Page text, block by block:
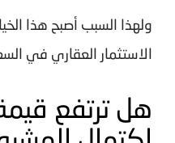
ولهذا السبب أصبح هذا
الاستثمار العقاري في
هل ترتفع